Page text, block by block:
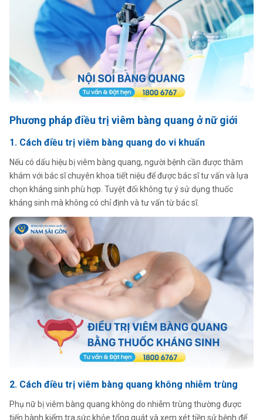
Phương pháp điều trị viêm bàng quang ở nữ giới
1. Cách điều trị viêm bàng quang do vi khuẩn
Nếu có dấu hiệu bị viêm bàng quang, người bệnh cần được thăm
khám với bác sĩ chuyên khoa tiết niệu để được bác sĩ tư vấn và lựa
chọn kháng sinh phù hợp. Tuyệt đối không tự ý sử dụng thuốc
kháng sinh mà không có chỉ định và tư vấn từ bác sĩ.
2. Cách điều trị viêm bàng quang không nhiễm trùng
Phụ nữ bị viêm bàng quang không do nhiễm trùng thường được
tiến hành kiểm tra sức khỏe tổng quát và xem xét tiền sử bệnh để